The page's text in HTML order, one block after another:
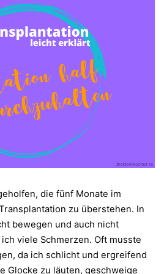
die fünf Monate im
zu überstehen. In
bewegen und auch nicht
viele Schmerzen. Oft musste
da ich schlicht und ergreifend
Glocke zu läuten, geschweige